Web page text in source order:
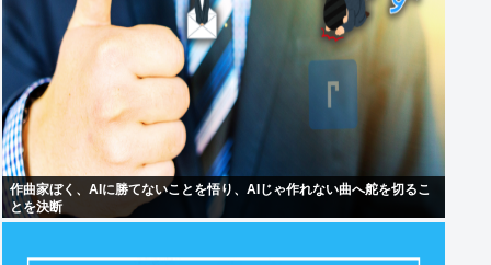
作曲家ぼく、AIに勝てないことを悟り、AIじゃ作れない曲へ舵を切るこ
とを決断